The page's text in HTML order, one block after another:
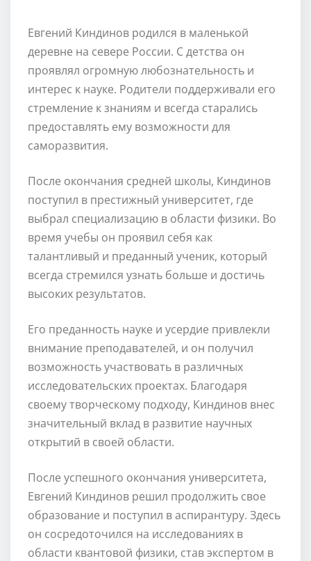
Евгений Киндинов родился в маленькой
деревне на севере России. С детства он
проявлял огромную любознательность и
интерес к науке. Родители поддерживали его
стремление к знаниям и всегда старались
предоставлять ему возможности для
саморазвития.
После окончания средней школы, Киндинов
поступил в престижный университет, где
выбрал специализацию в области физики. Во
время учебы он проявил себя как
талантливый и преданный ученик, который
всегда стремился узнать больше и достичь
высоких результатов.
Его преданность науке и усердие привлекли
внимание преподавателей, и он получил
возможность участвовать в различных
исследовательских проектах. Благодаря
своему творческому подходу, Киндинов внес
значительный вклад в развитие научных
открытий в своей области.
После успешного окончания университета,
Евгений Киндинов решил продолжить свое
образование и поступил в аспирантуру. Здесь
он сосредоточился на исследованиях в
области квантовой физики, став экспертом в